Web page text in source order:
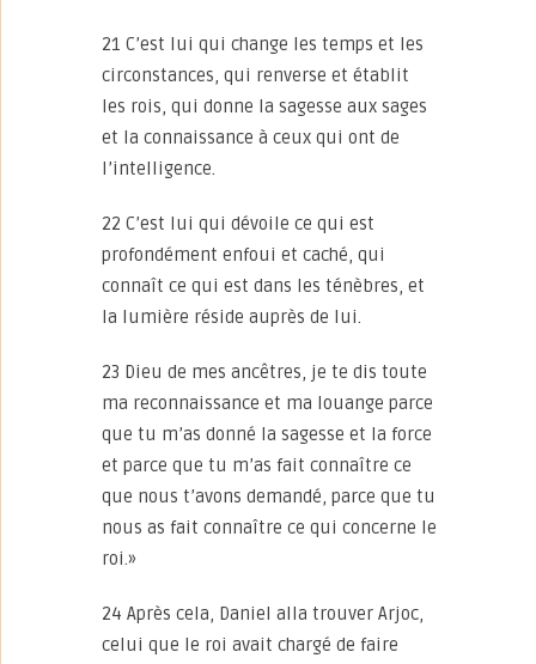
21 C’est lui qui change les temps et les
circonstances, qui renverse et établit
les rois, qui donne la sagesse aux sages
et la connaissance à ceux qui ont de
l’intelligence.
22 C’est lui qui dévoile ce qui est
profondément enfoui et caché, qui
connaît ce qui est dans les ténèbres, et
la lumière réside auprès de lui.
23 Dieu de mes ancêtres, je te dis toute
ma reconnaissance et ma louange parce
que tu m’as donné la sagesse et la force
et parce que tu m’as fait connaître ce
que nous t’avons demandé, parce que tu
nous as fait connaître ce qui concerne le
roi.»
24 Après cela, Daniel alla trouver Arjoc,
celui que le roi avait chargé de faire